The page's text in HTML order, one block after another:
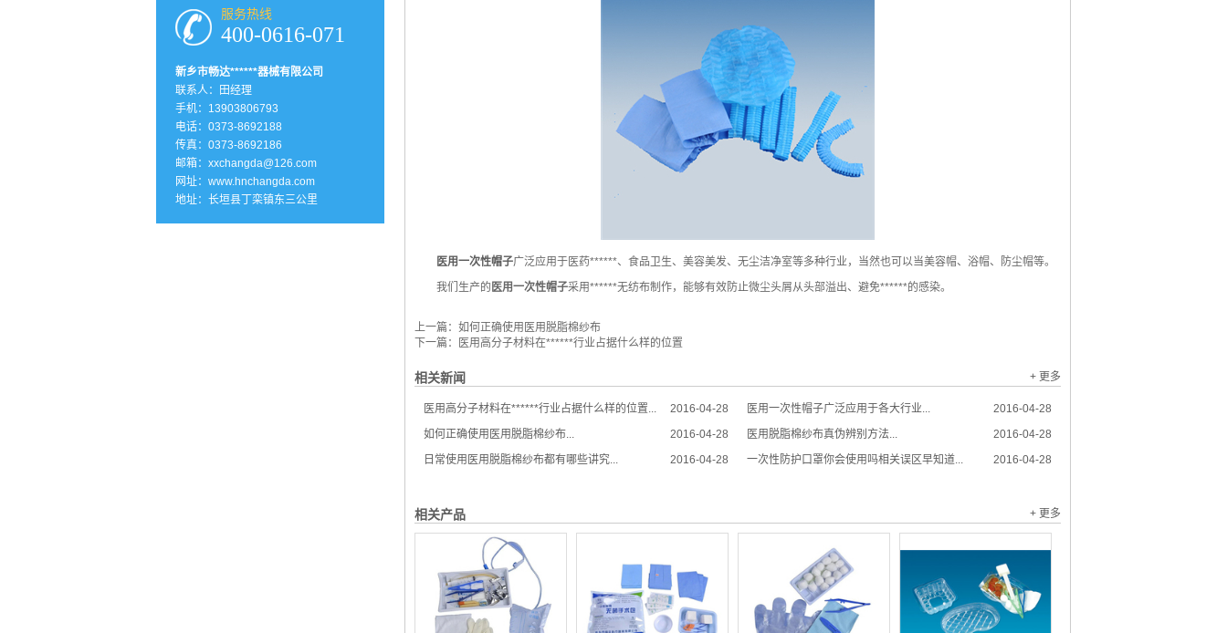
医用一次性帽子广泛应用于医药******、食品卫生、美容美发、无尘洁净室等多种行业，当然也可以当美容帽、浴帽、防尘帽等。
我们生产的 医用一次性帽子采用******无纺布制作，能够有效防止微尘头屑从头部溢出、避免******的感染。
上一篇： 如何正确使用医用脱脂棉纱布
下一篇：
医用高分子材料在******行业占据什么样的位置
相关新闻 + 更多
2016-04-28
医用高分子材料在******行业占据什么样的位置... 2016-04-28
医用一次性帽子广泛应用于各大行业...
2016-04-28
如何正确使用医用脱脂棉纱布... 2016-04-28
医用脱脂棉纱布真伪辨别方法...
2016-04-28
日常使用医用脱脂棉纱布都有哪些讲究... 2016-04-28
一次性防护口罩你会使用吗相关误区早知道...
相关产品 + 更多
服务热线
400-0616-071
新乡市畅达******器械有限公司
联系人：田经理
手机：13903806793
电话：0373-8692188
传真：0373-8692186
邮箱：xxchangda@126.com
网址： www.hnchangda.com
地址：长垣县丁栾镇东三公里